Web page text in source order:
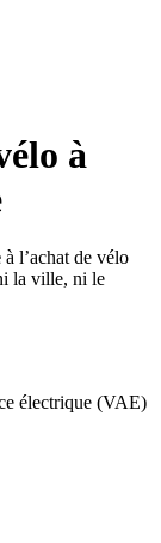
à
à l’achat de vélo
la ville, ni le
électrique (VAE)